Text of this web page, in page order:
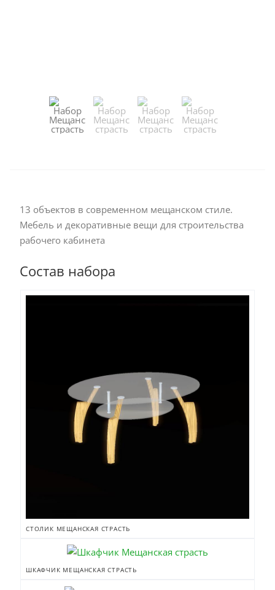
13 объектов в современном мещанском стиле.
Мебель и декоративные вещи для строительства
рабочего кабинета
Состав набора
СТОЛИК МЕЩАНСКАЯ СТРАСТЬ
ШКАФЧИК МЕЩАНСКАЯ СТРАСТЬ